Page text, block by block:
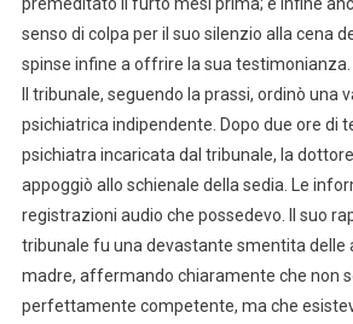
senso di colpa per il suo silenzio alla cena
spinse infine a offrire la sua testimonianza.
Il tribunale, seguendo la prassi, ordinò una
psichiatrica indipendente. Dopo due ore di
psichiatra incaricata dal tribunale, la
appoggiò allo schienale della sedia. Le
registrazioni audio che possedevo. Il suo
tribunale fu una devastante smentita
madre, affermando chiaramente che non
perfettamente competente, ma che